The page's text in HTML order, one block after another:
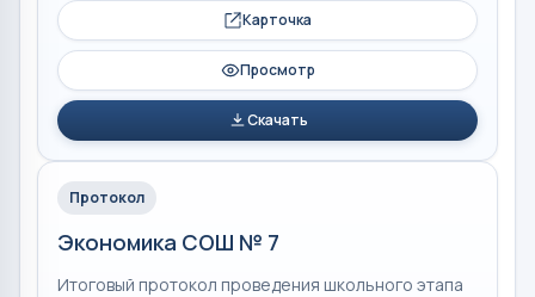
Карточка
Просмотр
Скачать
Протокол
Экономика СОШ № 7
Итоговый протокол проведения школьного этапа